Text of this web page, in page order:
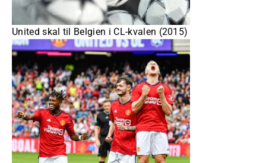
United skal til Belgien i CL-kvalen (2015)